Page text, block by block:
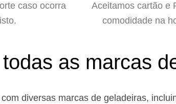
caso ocorra
Aceitamos cartão e
comodidade na
as marcas
diversas marcas de geladeiras,